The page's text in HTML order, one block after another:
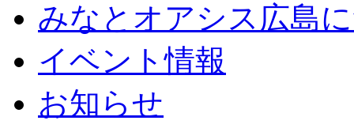
みなとオアシス広島
イベント情報
お知らせ